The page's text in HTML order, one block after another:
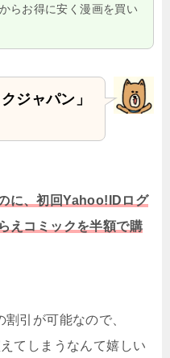
らお得に安く漫画を買い
ジャパン」
に、初回Yahoo!IDログ
えコミックを半額で購
引が可能なので、
てしまうなんて嬉しい